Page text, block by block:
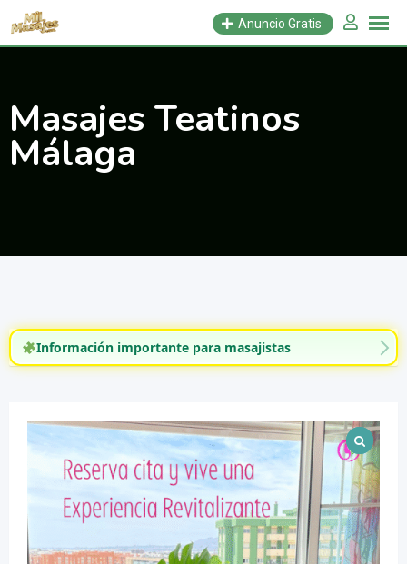
Saltar
Anuncio Gratis
Masajes Teatinos
Málaga
Información importante para masajistas